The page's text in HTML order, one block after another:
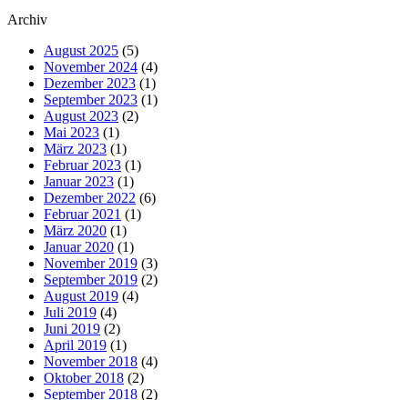
Archiv
August 2025 (5)
November 2024 (4)
Dezember 2023 (1)
September 2023 (1)
August 2023 (2)
Mai 2023 (1)
März 2023 (1)
Februar 2023 (1)
Januar 2023 (1)
Dezember 2022 (6)
Februar 2021 (1)
März 2020 (1)
Januar 2020 (1)
November 2019 (3)
September 2019 (2)
August 2019 (4)
Juli 2019 (4)
Juni 2019 (2)
April 2019 (1)
November 2018 (4)
Oktober 2018 (2)
September 2018 (2)